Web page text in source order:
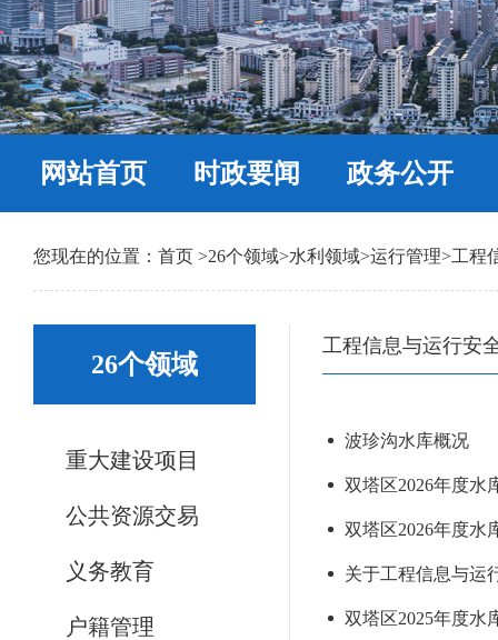
网站首页 时政要闻 政务公开
您现在的位置： 首页 >26个领域>水利领域>运行管理>工程
26个领域
重大建设项目
公共资源交易
义务教育
户籍管理
工程信息与运行安
波珍沟水库概况
双塔区2026年度水
双塔区2026年度水
关于工程信息与运
双塔区2025年度水